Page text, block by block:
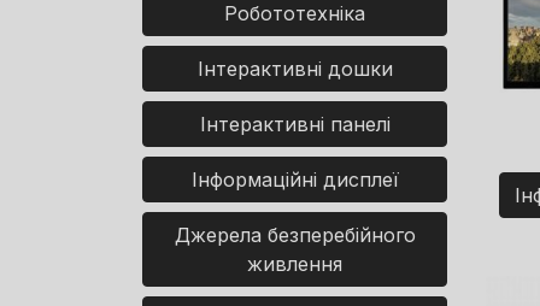
Робототехніка
Інтерактивні дошки
Інтерактивні панелі
Інформаційні дисплеї
Джерела безперебійного
живлення